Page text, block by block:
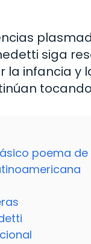
siga
infancia y
poema de